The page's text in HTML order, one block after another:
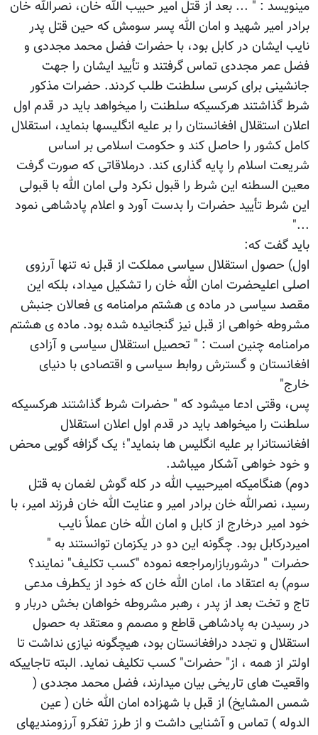
مینویسد : " ... بعد از قتل امیر حبیب الله خان، نصرالله خان
برادر امیر شهید و امان الله پسر سومش که حین قتل پدر
نایب ایشان در کابل بود، با حضرات فضل محمد مجددی و
فضل عمر مجددی تماس گرفتند و تأیید ایشان را جهت
جانشینی برای کرسی سلطنت طلب کردند. حضرات مذکور
شرط گذاشتند هرکسیکه سلطنت را میخواهد باید در قدم اول
اعلان استقلال افغانستان را بر علیه انگلیسها بنماید، استقلال
کامل کشور را حاصل کند و حکومت اسلامی بر اساس
شریعت اسلام را پایه گذاری کند. درملاقاتی که صورت گرفت
معین السطنه این شرط را قبول نکرد ولی امان الله با قبولی
این شرط تأیید حضرات را بدست آورد و اعلام پادشاهی نمود
..."
باید گفت که:
اول) حصول استقلال سیاسی مملکت از قبل نه تنها آرزوی
اصلی اعلیحضرت امان الله خان را تشکیل میداد، بلکه این
مقصد سیاسی در ماده ی هشتم مرامنامه ی فعالان جنبش
مشروطه خواهی از قبل نیز گنجانیده شده بود. ماده ی هشتم
مرامنامه چنین است : " تحصیل استقلال سیاسی و آزادی
افغانستان و گسترش روابط سیاسی و اقتصادی با دنیای
خارج"
پس، وقتی ادعا میشود که " حضرات شرط گذاشتند هرکسیکه
سلطنت را میخواهد باید در قدم اول اعلان استقلال
افغانستانرا بر علیه انگلیس ها بنماید"؛ یک گزافه گویی محض
و خود خواهی آشکار میباشد.
دوم) هنگامیکه امیرحبیب الله در کله گوش لغمان به قتل
رسید، نصرالله خان برادر امیر و عنایت الله خان فرزند امیر، با
خود امیر درخارج از کابل و امان الله خان عملاً نایب
امیردرکابل بود. چگونه این دو در یکزمان توانستند به "
حضرات " درشوربازارمراجعه نموده "کسب تکلیف" نمایند؟
سوم) به اعتقاد ما، امان الله خان که خود از یکطرف مدعی
تاج و تخت بعد از پدر ، رهبر مشروطه خواهان بخش دربار و
در رسیدن به پادشاهی قاطع و مصمم و معتقد به حصول
استقلال و تجدد درافغانستان بود، هیچگونه نیازی نداشت تا
اولتر از همه ، از" حضرات" کسب تکلیف نماید. البته تاجاییکه
واقعیت های تاریخی بیان میدارند، فضل محمد مجددی (
شمس المشایخ) از قبل با شهزاده امان الله خان ( عین
الدوله ) تماس و آشنایی داشت و از طرز تفکرو آرزومندیهای